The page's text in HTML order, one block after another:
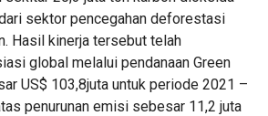
sektor pencegahan deforestasi
Hasil kinerja tersebut telah
global melalui pendanaan Green
US$ 103,8juta untuk periode 2021 –
penurunan emisi sebesar 11,2 juta